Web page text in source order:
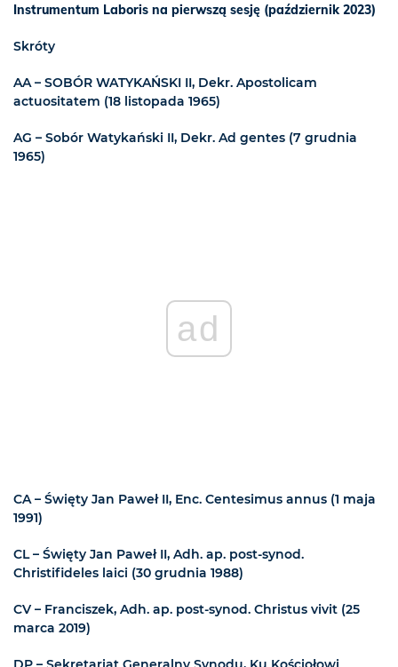
Instrumentum Laboris na pierwszą sesję (październik 2023)
Skróty
AA – SOBÓR WATYKAŃSKI II, Dekr. Apostolicam
actuositatem (18 listopada 1965)
AG – Sobór Watykański II, Dekr. Ad gentes (7 grudnia
1965)
ad
CA – Święty Jan Paweł II, Enc. Centesimus annus (1 maja
1991)
CL – Święty Jan Paweł II, Adh. ap. post-synod.
Christifideles laici (30 grudnia 1988)
CV – Franciszek, Adh. ap. post-synod. Christus vivit (25
marca 2019)